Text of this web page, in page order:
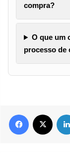
compra?
O que um
processo de
Facebook